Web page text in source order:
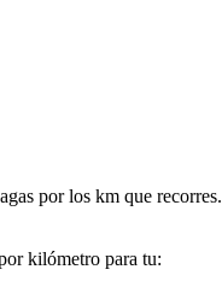
por los km que recorres.
kilómetro para tu: